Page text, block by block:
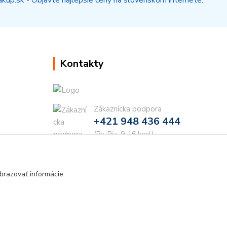
Kontakty
Zákaznícka podpora
+421 948 436 444
(Po-Pia, 9-16 hod.)
informácie